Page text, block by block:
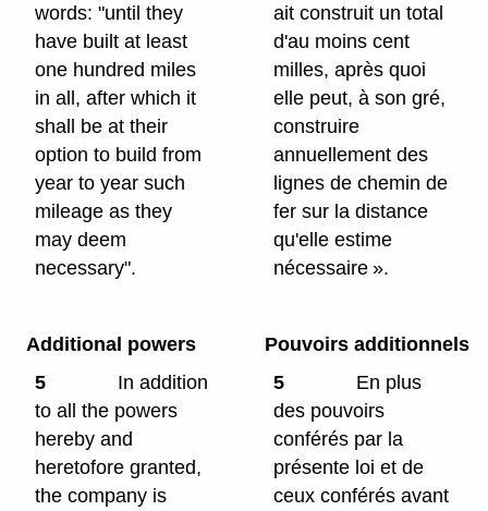
words: "until they
have built at least
one hundred miles
in all, after which it
shall be at their
option to build from
year to year such
mileage as they
may deem
necessary".
ait construit un total
d'au moins cent
milles, après quoi
elle peut, à son gré,
construire
annuellement des
lignes de chemin de
fer sur la distance
qu'elle estime
nécessaire ».
Additional powers
5
In addition
to all the powers
hereby and
heretofore granted,
the company is
Pouvoirs additionnels
5
En plus
des pouvoirs
conférés par la
présente loi et de
ceux conférés avant